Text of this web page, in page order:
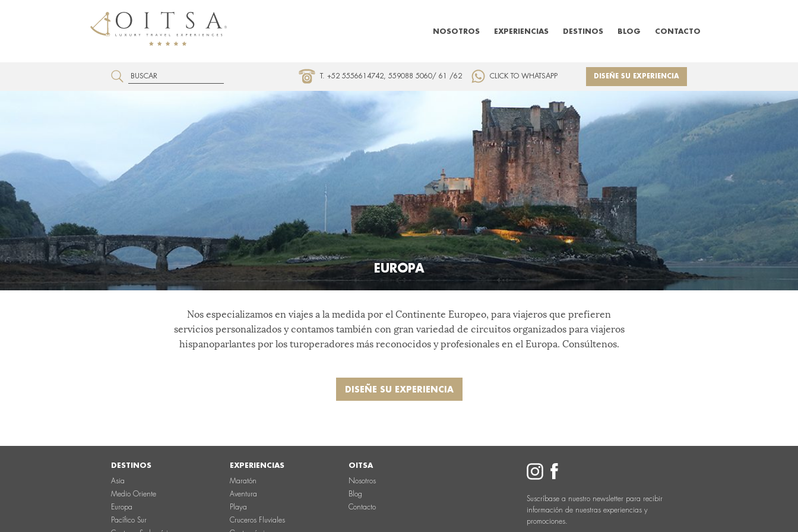
NOSOTROS EXPERIENCIAS DESTINOS BLOG CONTACTO
T. +52 5556614742, 559088 5060/ 61 /62 CLICK TO WHATSAPP DISEÑE SU EXPERIENCIA
EUROPA
Nos especializamos en viajes a la medida por el Continente Europeo, para viajeros que prefieren
servicios personalizados y contamos también con gran variedad de circuitos organizados para viajeros
hispanoparlantes por los turoperadores más reconocidos y profesionales en el Europa. Consúltenos.
DISEÑE SU EXPERIENCIA
DESTINOS
Asia
Medio Oriente
Europa
Pacífico Sur
EXPERIENCIAS
Maratón
Aventura
Playa
Cruceros Fluviales
OITSA
Nosotros
Blog
Contacto
Suscríbase a nuestro newsletter para recibir
información de nuestras experiencias y
promociones.